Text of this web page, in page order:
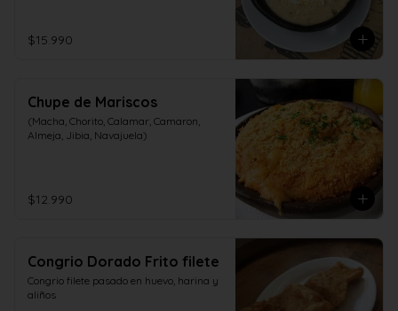
$15.990
Chupe de Mariscos
(Macha, Chorito, Calamar, Camaron,
Almeja, Jibia, Navajuela)
$12.990
Congrio Dorado Frito filete
Congrio filete pasado en huevo, harina y
aliños